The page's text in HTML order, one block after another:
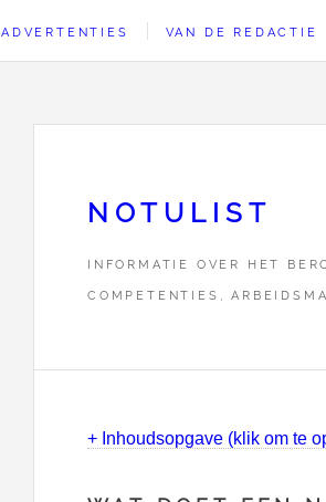
ADVERTENTIES VAN DE REDACTIE
NOTULIST
INFORMATIE OVER HET
COMPETENTIES,
+ Inhoudsopgave (klik om te